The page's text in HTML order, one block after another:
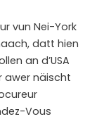
vun Nei-York
datt hien
an d’USA
awer näischt
Vous